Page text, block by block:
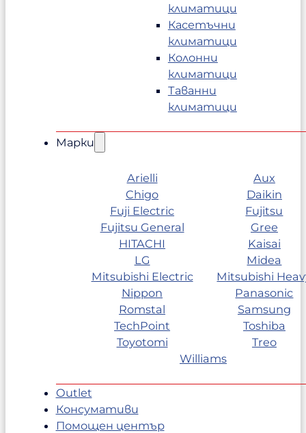
климатици
Касетъчни
климатици
Колонни
климатици
Таванни
климатици
Марки
Arielli
Aux
Chigo
Daikin
Fuji Electric
Fujitsu
Fujitsu General
Gree
HITACHI
Kaisai
LG
Midea
Mitsubishi Electric
Mitsubishi
Nippon
Panasonic
Romstal
Samsung
TechPoint
Toshiba
Toyotomi
Treo
Williams
Outlet
Консумативи
Помощен център